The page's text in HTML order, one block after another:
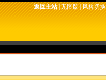
返回主站|无图版|风格切换